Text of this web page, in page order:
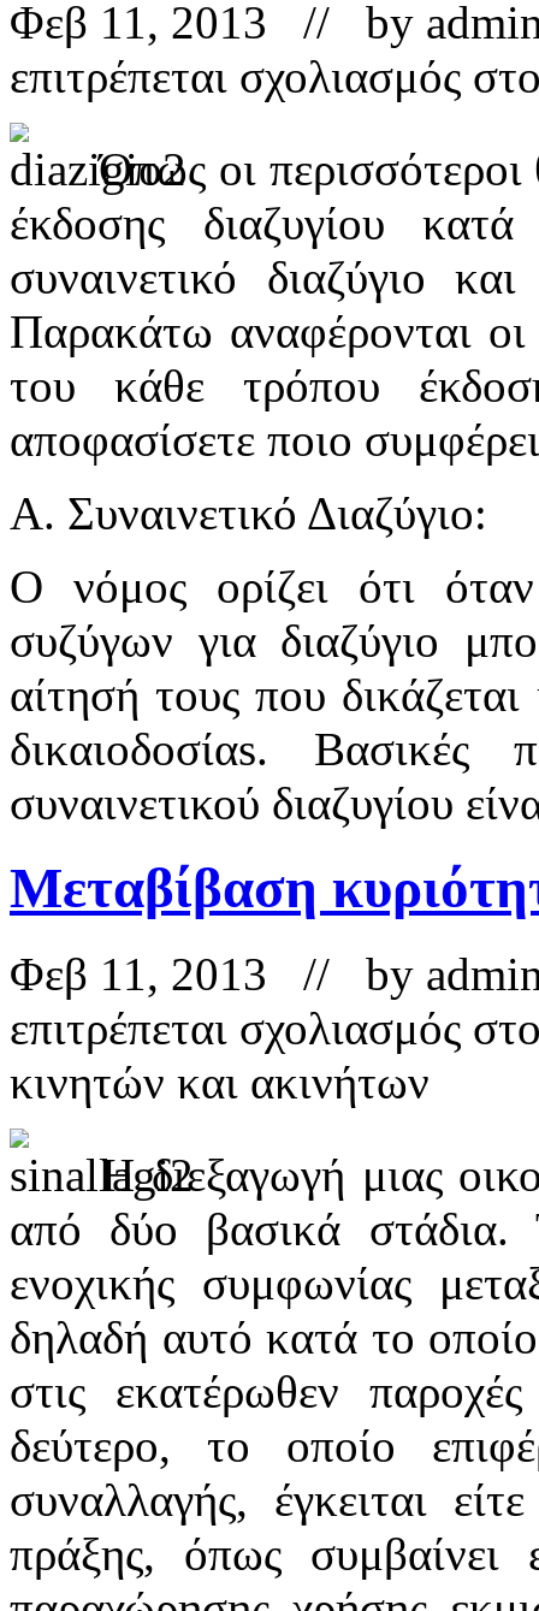
Φεβ 11, 2013 // by
επιτρέπεται σχολιασμός
Όπως οι περισσότεροι
έκδοσης διαζυγίου
συναινετικό διαζύγιο
Παρακάτω αναφέρονται οι
του κάθε τρόπου
αποφασίσετε ποιο
Α. Συναινετικό Διαζύγιο:
Ο νόμος ορίζει ότι
συζύγων για διαζύγιο
αίτησή τους που
δικαιοδοσίαs. Βασικές
συναινετικού διαζυγίου
Μεταβίβαση
Φεβ 11, 2013 // by
επιτρέπεται σχολιασμός
κινητών και ακινήτων
Η διεξαγωγή μιας
από δύο βασικά στάδια.
ενοχικής συμφωνίας
δηλαδή αυτό κατά το
στις εκατέρωθεν
δεύτερο, το οποίο
συναλλαγής, έγκειται
πράξης, όπως συμβαίνει